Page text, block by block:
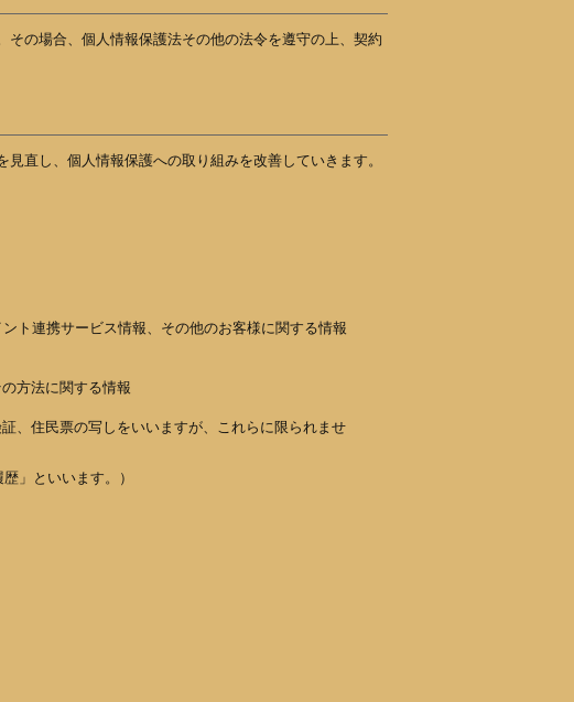
の場合、個人情報保護法その他の法令を遵守の上、契約
直し、個人情報保護への取り組みを改善していきます。
ト連携サービス情報、その他のお客様に関する情報
方法に関する情報
、住民票の写しをいいますが、これらに限られませ
」といいます。）